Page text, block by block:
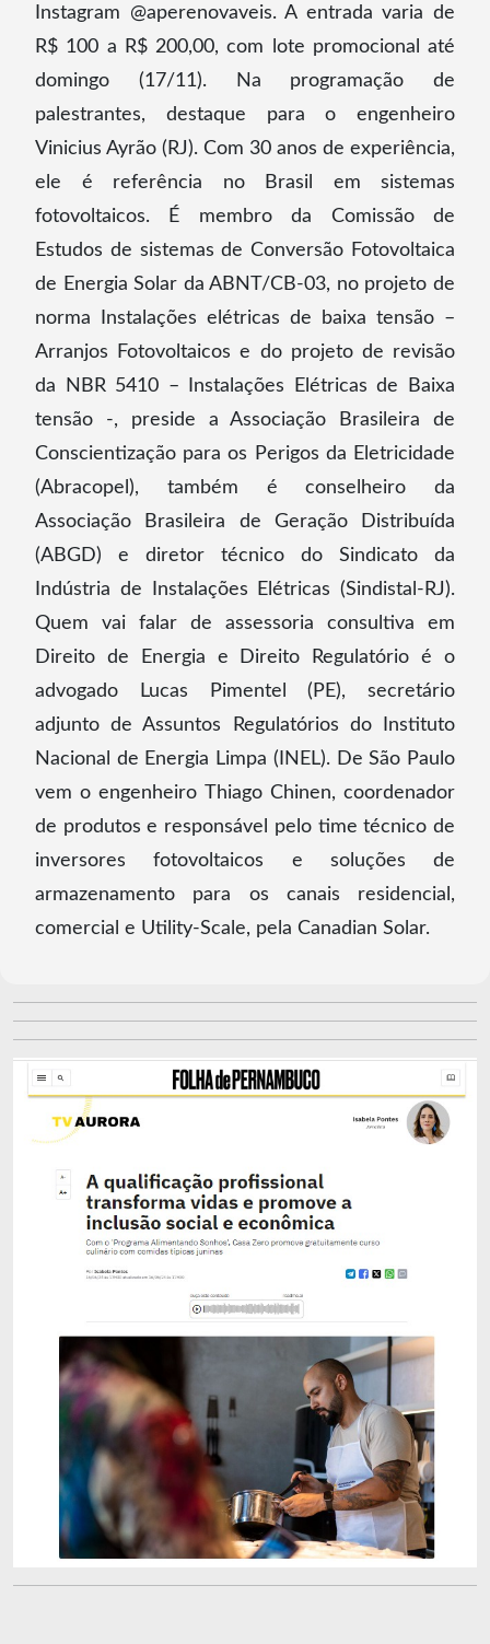
Instagram @aperenovaveis. A entrada varia de
R$ 100 a R$ 200,00, com lote promocional até
domingo (17/11). Na programação de
palestrantes, destaque para o engenheiro
Vinicius Ayrão (RJ). Com 30 anos de experiência,
ele é referência no Brasil em sistemas
fotovoltaicos. É membro da Comissão de
Estudos de sistemas de Conversão Fotovoltaica
de Energia Solar da ABNT/CB-03, no projeto de
norma Instalações elétricas de baixa tensão –
Arranjos Fotovoltaicos e do projeto de revisão
da NBR 5410 – Instalações Elétricas de Baixa
tensão -, preside a Associação Brasileira de
Conscientização para os Perigos da Eletricidade
(Abracopel), também é conselheiro da
Associação Brasileira de Geração Distribuída
(ABGD) e diretor técnico do Sindicato da
Indústria de Instalações Elétricas (Sindistal-RJ).
Quem vai falar de assessoria consultiva em
Direito de Energia e Direito Regulatório é o
advogado Lucas Pimentel (PE), secretário
adjunto de Assuntos Regulatórios do Instituto
Nacional de Energia Limpa (INEL). De São Paulo
vem o engenheiro Thiago Chinen, coordenador
de produtos e responsável pelo time técnico de
inversores fotovoltaicos e soluções de
armazenamento para os canais residencial,
comercial e Utility-Scale, pela Canadian Solar.